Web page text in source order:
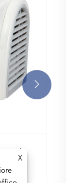

X